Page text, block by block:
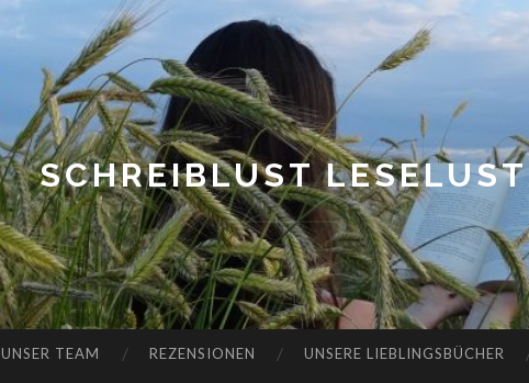
SCHREIBLUST LESELUST
UNSER TEAM REZENSIONEN UNSERE LIEBLINGSBÜCHER